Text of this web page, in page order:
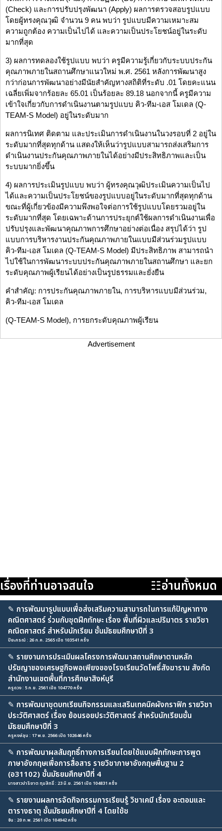
(Check) และการปรับปรุงพัฒนา (Apply) ผลการตรวจสอบรูปแบบ
โดยผู้ทรงคุณวุฒิ จำนวน 9 คน พบว่า รูปแบบมีความเหมาะสม
ความถูกต้อง ความเป็นไปได้ และความเป็นประโยชน์อยู่ในระดับ
มากที่สุด
3) ผลการทดลองใช้รูปแบบ พบว่า ครูมีความรู้เกี่ยวกับระบบประกัน
คุณภาพภายในสถานศึกษาแนวใหม่ พ.ศ. 2561 หลังการพัฒนาสูง
กว่าก่อนการพัฒนาอย่างมีนัยสำคัญทางสถิติที่ระดับ .01 โดยคะแนน
เฉลี่ยเพิ่มจากร้อยละ 65.01 เป็นร้อยละ 89.18 นอกจากนี้ ครูมีความ
เข้าใจเกี่ยวกับการดำเนินงานตามรูปแบบ คิว-ทีม-เอส โมเดล (Q-
TEAM-S Model) อยู่ในระดับมาก
ผลการนิเทศ ติดตาม และประเมินการดำเนินงานในวงรอบที่ 2 อยู่ใน
ระดับมากที่สุดทุกด้าน แสดงให้เห็นว่ารูปแบบสามารถส่งเสริมการ
ดำเนินงานประกันคุณภาพภายในได้อย่างมีประสิทธิภาพและเป็น
ระบบมากยิ่งขึ้น
4) ผลการประเมินรูปแบบ พบว่า ผู้ทรงคุณวุฒิประเมินความเป็นไป
ได้และความเป็นประโยชน์ของรูปแบบอยู่ในระดับมากที่สุดทุกด้าน
ขณะที่ผู้เกี่ยวข้องมีความพึงพอใจต่อการใช้รูปแบบโดยรวมอยู่ใน
ระดับมากที่สุด โดยเฉพาะด้านการประยุกต์ใช้ผลการดำเนินงานเพื่อ
ปรับปรุงและพัฒนาคุณภาพการศึกษาอย่างต่อเนื่อง สรุปได้ว่า รูป
แบบการบริหารงานประกันคุณภาพภายในแบบมีส่วนร่วมรูปแบบ
คิว-ทีม-เอส โมเดล (Q-TEAM-S Model) มีประสิทธิภาพ สามารถนำ
ไปใช้ในการพัฒนาระบบประกันคุณภาพภายในสถานศึกษา และยก
ระดับคุณภาพผู้เรียนได้อย่างเป็นรูปธรรมและยั่งยืน
คำสำคัญ: การประกันคุณภาพภายใน, การบริหารแบบมีส่วนร่วม,
คิว-ทีม-เอส โมเดล
(Q-TEAM-S Model), การยกระดับคุณภาพผู้เรียน
Advertisement
เรื่องที่ท่านอาจสนใจ ☷อ่านทั้งหมด
✎ การพัฒนารูปแบบเพื่อส่งเสริมความสามารถในการแก้ปัญหาทาง
คณิตศาสตร์ ร่วมกับชุดฝึกทักษะ เรื่อง พื้นที่ผิวและปริมาตร รายวิชา
คณิตศาสตร์ สำหรับนักเรียน ชั้นมัธยมศึกษาปีที่ 3
ปิยะกรณ์ : 26 ก.ค. 2565 เปิด 103541 ครั้ง
✎ รายงานการประเมินผลโครงการพัฒนาสถานศึกษาตามหลัก
ปรัชญาของเศรษฐกิจพอเพียงของโรงเรียนวัดโพธิ์สังฆาราม สังกัด
สำนักงานเขตพื้นที่การศึกษาสิงห์บุรี
ครูดวง : 5 ก.ย. 2561 เปิด 104770 ครั้ง
✎ การพัฒนาชุดบทเรียนกิจกรรมและเสริมเทคนิคผังกราฟิก รายวิชา
ประวัติศาสตร์ เรื่อง ย้อนรอยประวัติศาสตร์ สำหรับนักเรียนชั้น
มัธยมศึกษาปีที่ 3
ครูหงษ์ลุน : 17 พ.ย. 2566 เปิด 102646 ครั้ง
✎ การพัฒนาผลสัมฤทธิ์ทางการเรียนโดยใช้แบบฝึกทักษะการพูด
ภาษาอังกฤษเพื่อการสื่อสาร รายวิชาภาษาอังกฤษพื้นฐาน 2
(อ31102) ชั้นมัธยมศึกษาปีที่ 4
นางสาวปาริชาต ทุมสิทธิ์ : 23 มิ.ย. 2561 เปิด 104831 ครั้ง
✎ รายงานผลการจัดกิจกรรมการเรียนรู้ วิชาเคมี เรื่อง อะตอมและ
ตารางธาตุ ชั้นมัธยมศึกษาปีที่ 4 โดยใช้ช
จัน : 20 ก.พ. 2561 เปิด 104942 ครั้ง